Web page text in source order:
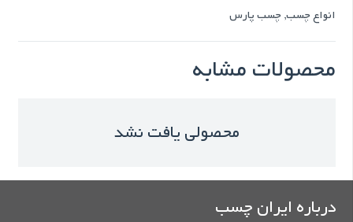
انواع چسب,چسب پارس
محصولات مشابه
محصولی یافت نشد
درباره ایران چسب